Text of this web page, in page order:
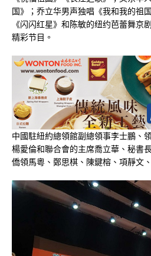
国》；乔立华男声独唱《我和我的祖
《闪闪红星》和陈敏的纽约芭蕾舞京
精彩节目。
中國駐紐約總領館副總領事李士鵬、
楊愛倫和聯合會的主席喬立華、秘書
僑領馬粵、鄭思棋、陳鍵榕、項靜文